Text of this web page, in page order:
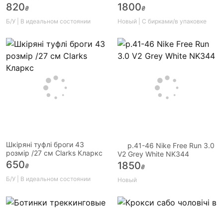
820₴
Б/У | В идеальном состоянии
1800₴
Новый | С бирками/в упаковке
Шкіряні туфлі броги 43
розмір /27 см Clarks Кларкс
650₴
Б/У | В идеальном состоянии
p.41-46 Nike Free Run 3.0
V2 Grey White NK344
1850₴
Новый